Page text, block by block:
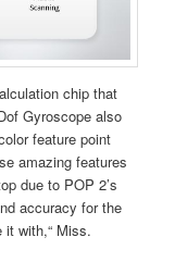
chip that
Gyroscope also
feature point
amazing features
due to POP 2’s
accuracy for the
it with,“ Miss.